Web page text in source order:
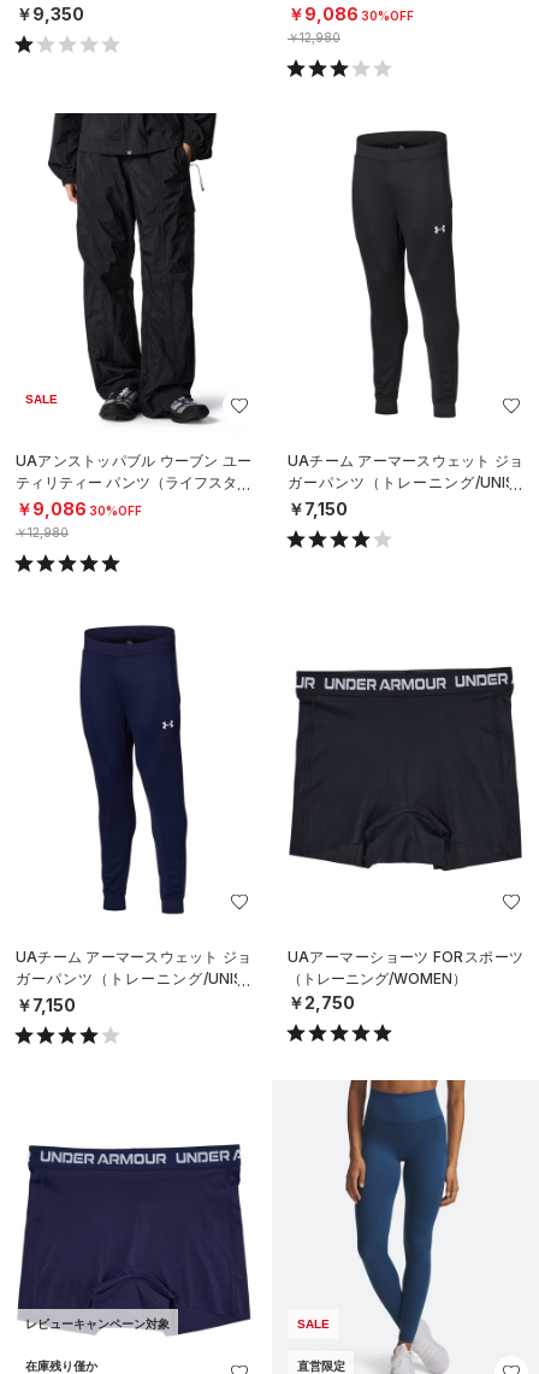
￥9,350 ￥9,086 30%OFF
￥12,980
SALE
UAアンストッパブル ウーブン ユー
ティリティー パンツ（ライフスタイ
ル/WOMEN）
￥9,086 30%OFF
￥12,980
UAチーム アーマースウェット ジョ
ガーパンツ（トレーニング/UNISE
X）
￥7,150
UAチーム アーマースウェット ジョ
ガーパンツ（トレーニング/UNISE
X）
￥7,150
UAアーマーショーツ FORスポーツ
（トレーニング/WOMEN）
￥2,750
レビューキャンペーン対象
在庫残り僅か
SALE
直営限定